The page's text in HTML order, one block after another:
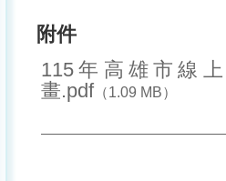
附件
115年高雄市線
畫.pdf （1.09 MB）